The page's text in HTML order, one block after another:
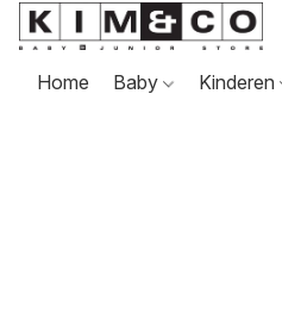
Home Baby Kinderen